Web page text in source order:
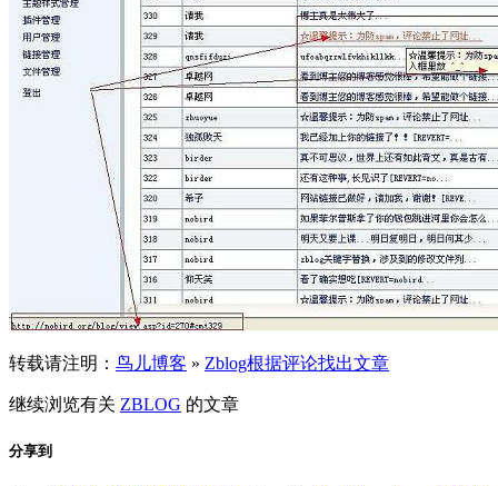
转载请注明： 鸟儿博客 » Zblog根据评论找出文章
继续浏览有关 ZBLOG 的文章
分享到